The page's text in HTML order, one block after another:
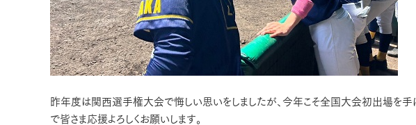
昨年度は関西選手権大会で悔しい思いをしましたが、今年こそ全国大会初出場を手
で皆さま応援よろしくお願いします。